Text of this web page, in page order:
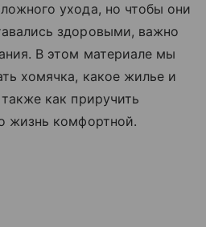
ухода, но чтобы они
здоровыми, важно
В этом материале мы
хомячка, какое жилье и
как приручить
жизнь комфортной.